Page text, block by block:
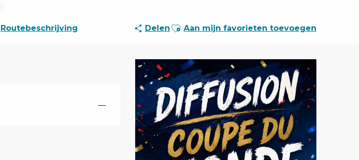
Routebeschrijving Delen Ajouter aux favoris
Aan mijn favorieten toevoegen
—